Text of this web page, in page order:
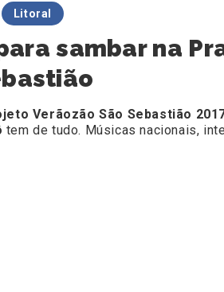
Litoral
sambar na
Verãozão São Sebastião
tem de tudo. Músicas nacionais,